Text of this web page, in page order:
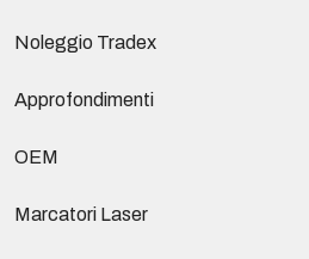
Noleggio Tradex
Approfondimenti
OEM
Marcatori Laser